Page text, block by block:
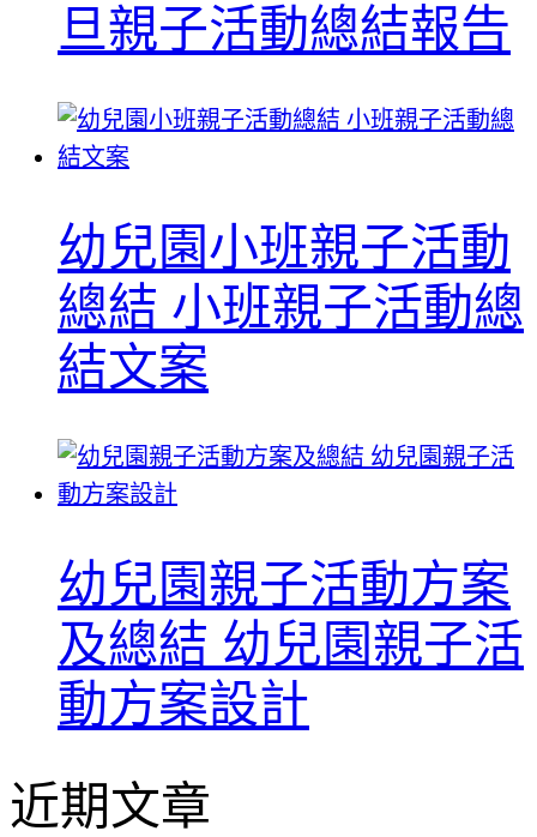
旦親子活動總結報告
幼兒園小班親子活動
總結 小班親子活動總
結文案
幼兒園親子活動方案
及總結 幼兒園親子活
動方案設計
近期文章